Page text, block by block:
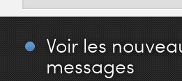
Voir les
messages